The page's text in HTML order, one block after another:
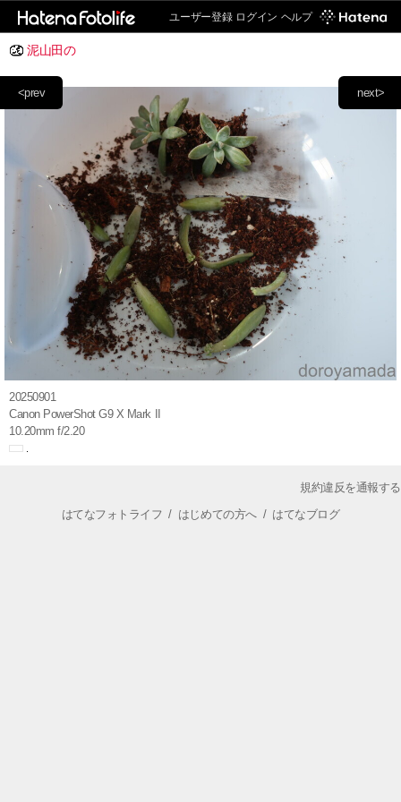
ユーザー登録 ログイン ヘルプ
泥山田の
next>
<prev
20250901
Canon PowerShot G9 X Mark II
10.20mm f/2.20
規約違反を通報する
はてなフォトライフ / はじめての方へ/ はてなブログ